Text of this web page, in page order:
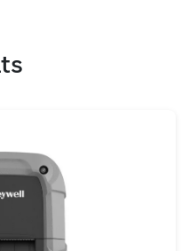
e con batteria a